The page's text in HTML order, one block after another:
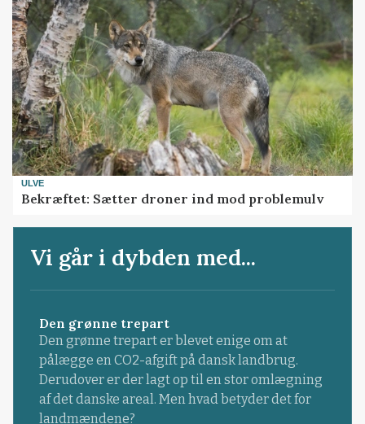
ULVE
Bekræftet: Sætter droner ind mod problemulv
Vi går i dybden med...
Den grønne trepart
Den grønne trepart er blevet enige om at
pålægge en CO2-afgift på dansk landbrug.
Derudover er der lagt op til en stor omlægning
af det danske areal. Men hvad betyder det for
landmændene?